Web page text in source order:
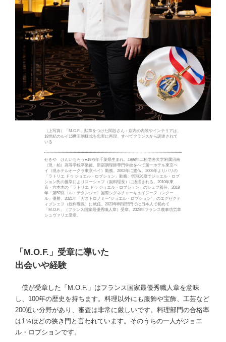
（上写真）「M.O.F.」勲章をつけた関谷さん：店内の内装やインテリアは、
18世紀のルイ15世王朝様式を忠実に再現、すべてフランスから調達されて
いる
せきや けんいちろう●1979年千葉県生まれ。1998年二松学舎大学附属沼南
（現・柏）高等学校卒業後、新宿調理師専門学校をへて第一ホテル東京ベ
イ（現ホテルオークラ東京ベイ）勤務。2002年に渡仏。2006年よりパリの
「ラトリエ ドゥ ジョエル・ロブション」勤務。弱冠26歳でジョエル・ロブ
ション氏の推挙によりスーシェフ（副料理長）に抜擢される。2010年東
京・六本木の「ラトリエ ドゥ ジョエル・ロブション」のシェフ着任。2018
年「第52回〈ル・テタンジェ〉国際シグネチャーキュイジーヌコンクー
ル」優勝。2021年「ガストロノミー“ジョエル・ロブション”」のエグゼクテ
ィブシェフ（総料理長）に就任。2023年料理部門では日本人で初めて
「M.O.F.」（フランス国家最優秀職人章）受章。2024年フランス農事功労章
シュヴァリエ受章。
「M.O.F.」受章に導いた
出会いや経験
僕が受章した「M.O.F.」はフランス国家最優秀職人章を意味
し、100年の歴史を持ちます。料理以外にも服飾や宝飾、工芸など
200近い分野があり、審査は非常に厳しいです。料理部門の合格率
は1％ほどの狭き門と言われています。そのうちの一人がジョエ
ル・ロブションです。